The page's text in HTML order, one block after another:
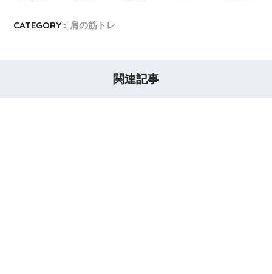
CATEGORY : 肩の筋トレ
関連記事